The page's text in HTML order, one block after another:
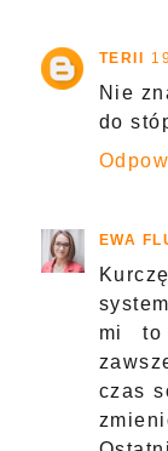
TERII
Nie
do
EWA
mi to
czas